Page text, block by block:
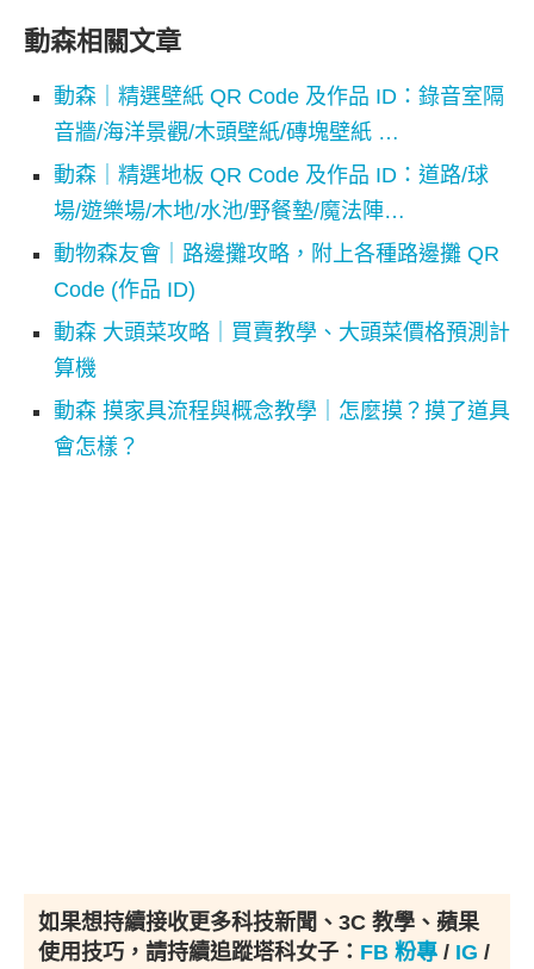
動森相關文章
動森｜精選壁紙 QR Code 及作品 ID：錄音室隔
音牆/海洋景觀/木頭壁紙/磚塊壁紙 …
動森｜精選地板 QR Code 及作品 ID：道路/球
場/遊樂場/木地/水池/野餐墊/魔法陣…
動物森友會｜路邊攤攻略，附上各種路邊攤 QR
Code (作品 ID)
動森 大頭菜攻略｜買賣教學、大頭菜價格預測計
算機
動森 摸家具流程與概念教學｜怎麼摸？摸了道具
會怎樣？
如果想持續接收更多科技新聞、3C 教學、蘋果
使用技巧，請持續追蹤塔科女子： FB 粉專 / IG /